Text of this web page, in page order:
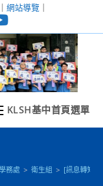
網站導覽｜
KLSH基中首頁選單
務處 > 衛生組 > [訊息轉知]